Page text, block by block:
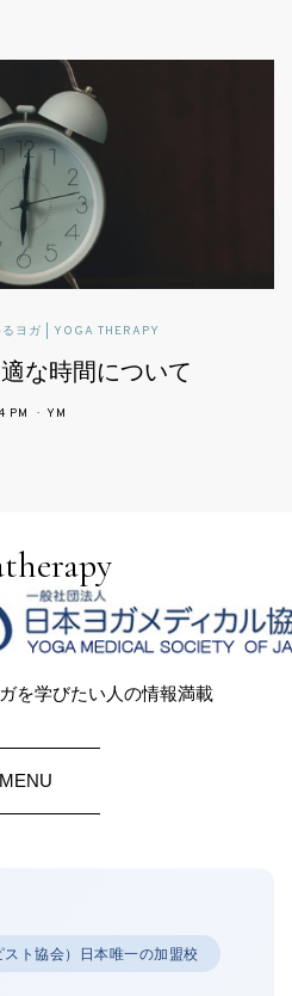
深めるヨガ | YOGA THERAPY
域と柔軟性とヨガ
2:43 PM
を学びたい人の情報満載
MENU
ト協会）日本唯一の加盟校